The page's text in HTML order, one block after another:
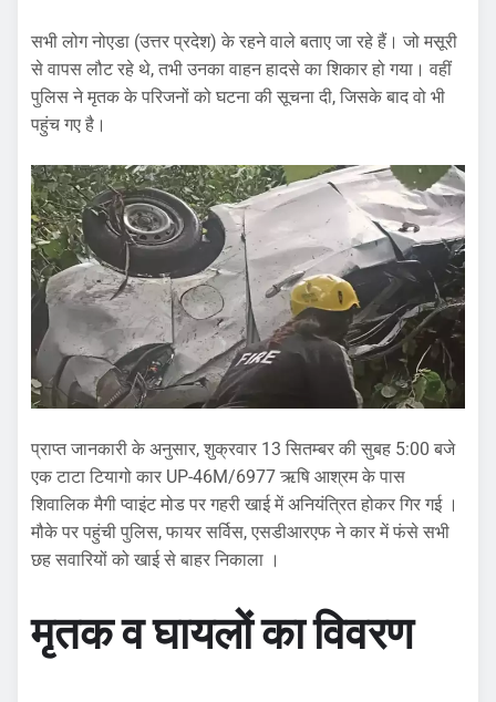
सभी लोग नोएडा (उत्तर प्रदेश) के रहने वाले बताए जा रहे हैं। जो मसूरी
से वापस लौट रहे थे, तभी उनका वाहन हादसे का शिकार हो गया। वहीं
पुलिस ने मृतक के परिजनों को घटना की सूचना दी, जिसके बाद वो भी
पहुंच गए है।
प्राप्त जानकारी के अनुसार, शुक्रवार 13 सितम्बर की सुबह 5:00 बजे
एक टाटा टियागो कार UP-46M/6977 ऋषि आश्रम के पास
शिवालिक मैगी प्वाइंट मोड पर गहरी खाई में अनियंत्रित होकर गिर गई ।
मौके पर पहुंची पुलिस, फायर सर्विस, एसडीआरएफ ने कार में फंसे सभी
छह सवारियों को खाई से बाहर निकाला ।
मृतक व घायलोंका विवरण